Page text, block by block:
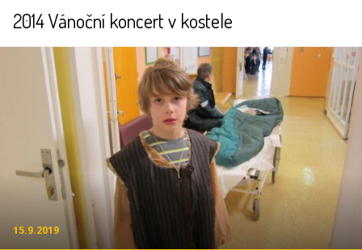
2014 Vánoční koncert v kostele
15.9.2019